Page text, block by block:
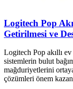
Logitech Pop
Getirilmesi ve
Logitech Pop akıllı
sistemlerin bulut
mağduriyetlerini
çözümleri önem